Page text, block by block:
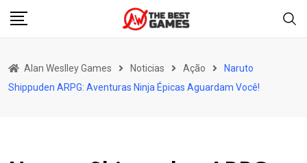
Skip
Alan Weslley Games Noticias Ação
Naruto
Shippuden ARPG: Aventuras Ninja Épicas Aguardam Você!